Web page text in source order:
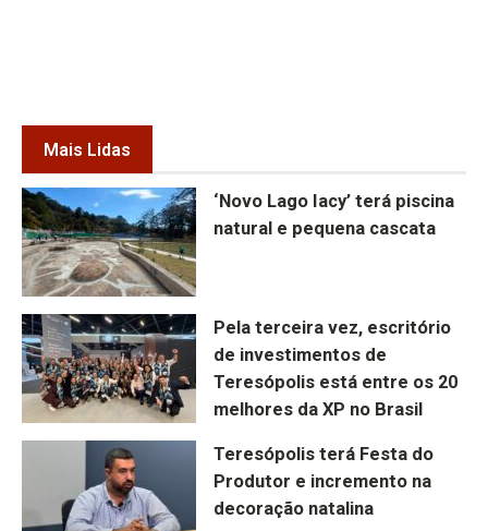
Mais Lidas
‘Novo Lago Iacy’ terá piscina
natural e pequena cascata
Pela terceira vez, escritório
de investimentos de
Teresópolis está entre os 20
melhores da XP no Brasil
Teresópolis terá Festa do
Produtor e incremento na
decoração natalina